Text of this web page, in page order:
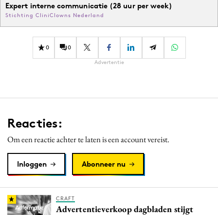
Expert interne communicatie (28 uur per week)
Stichting CliniClowns Nederland
0 0
Advertentie
Reacties:
Om een reactie achter te laten is een account vereist.
Inloggen Abonneer nu
CRAFT
Advertentieverkoop dagbladen stijgt